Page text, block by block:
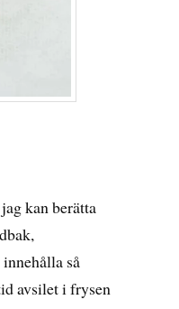
kan berätta
så
avsilet i frysen